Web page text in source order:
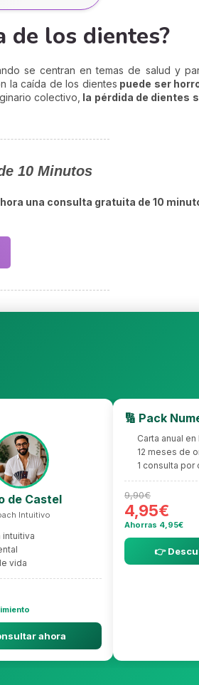
de los dientes?
se centran en temas de salud y
la caída de los dientes puede ser
colectivo, la pérdida de dientes
10 Minutos
una consulta gratuita de 10
de Castel
Intuitivo
intuitiva
vida
ahora
🔢 Pack
Carta anual en
12 meses de
1 consulta por
9,90€
4,95€
Ahorras 4,95€
👉